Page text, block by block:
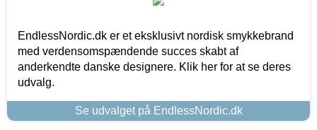
EndlessNordic.dk er et eksklusivt nordisk smykkebrand
med verdensomspændende succes skabt af
anderkendte danske designere. Klik her for at se deres
udvalg.
Se udvalget på EndlessNordic.dk